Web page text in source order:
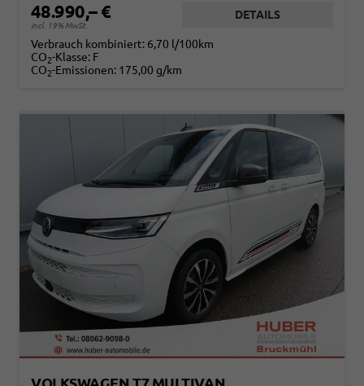
48.990,– €
incl. 19% MwSt.
DETAILS
Verbrauch kombiniert: 6,70 l/100km
CO2-Klasse: F
CO2-Emissionen: 175,00 g/km